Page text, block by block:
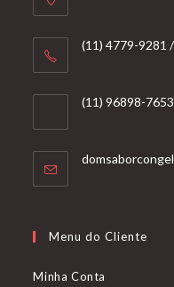
(11) 4779-9281
(11) 96898-7653
Menu do Cliente
Minha Conta